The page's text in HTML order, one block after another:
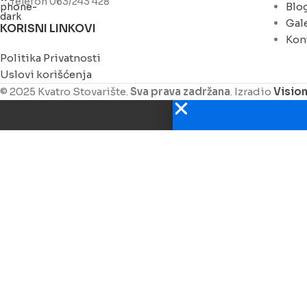
KORISNI LINKOVI
Politika Privatnosti
Uslovi korišćenja
© 2025 Kvatro Stovarište. Sva prava zadržana. Izradio